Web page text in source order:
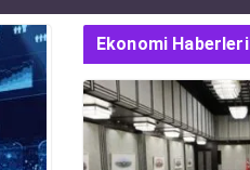
Ekonomi Haberleri